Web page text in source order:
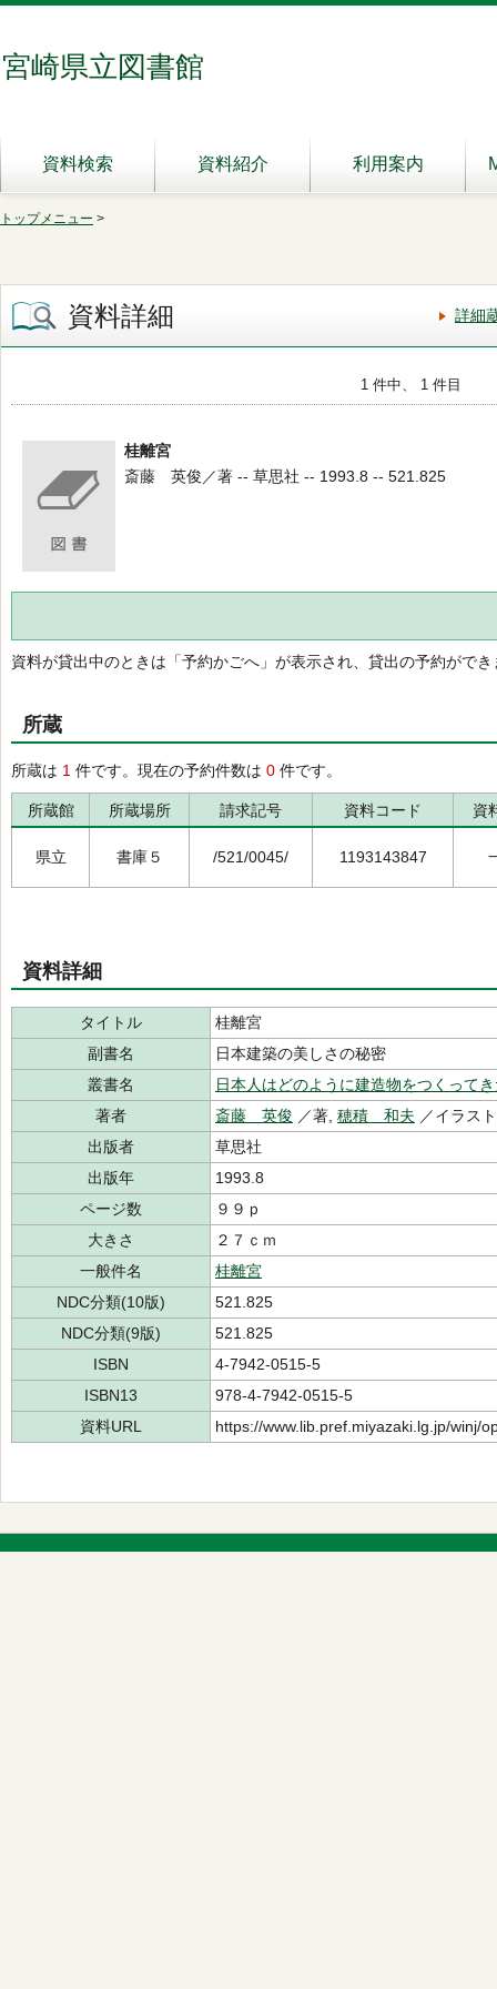
宮崎県立図書館
資料検索 資料紹介 利用案内
トップメニュー >
資料詳細 詳細
1 件中、 1 件目
桂離宮
斎藤 英俊／著 -- 草思社 -- 1993.8 -- 521.825
資料が貸出中のときは「予約かごへ」が表示され、貸出の予約ができ
所蔵
所蔵は 1 件です。現在の予約件数は 0 件です。
所蔵館 所蔵場所 請求記号 資料コード 資
県立 書庫５ /521/0045/ 1193143847
資料詳細
タイトル
桂離宮
副書名
日本建築の美しさの秘密
叢書名
日本人はどのように建造物をつくって
著者
斎藤 英俊 ／著, 穂積 和夫 ／イラス
出版者
草思社
出版年
1993.8
ページ数
９９ｐ
大きさ
２７ｃｍ
一般件名
桂離宮
NDC分類(10版)
521.825
NDC分類(9版)
521.825
ISBN
4-7942-0515-5
ISBN13
978-4-7942-0515-5
資料URL
https://www.lib.pref.miyazaki.lg.jp/winj/